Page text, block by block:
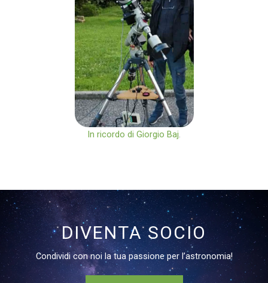
In ricordo di Giorgio Baj.
DIVENTA SOCIO
Condividi con noi la tua passione per l’astronomia!